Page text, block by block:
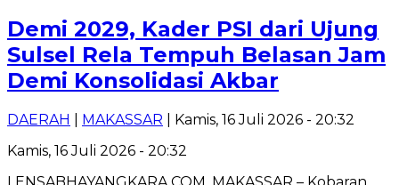
Demi 2029, Kader PSI dari Ujung
Sulsel Rela Tempuh Belasan Jam
Demi Konsolidasi Akbar
DAERAH MAKASSAR | Kamis, 16 Juli 2026 - 20:32
Kamis, 16 Juli 2026 - 20:32